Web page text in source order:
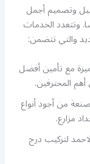
وتصميم أجمل
وتتعدد الخدمات
والتي تتضمن:
مع تأمين أفضل
المحترفين.
من أجود أنواع
مزارع.
لتركيب درج